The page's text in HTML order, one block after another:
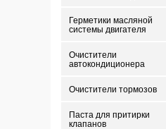
Герметики масляной
системы двигателя
Очистители
автокондиционера
Очистители тормозов
Паста для притирки
клапанов